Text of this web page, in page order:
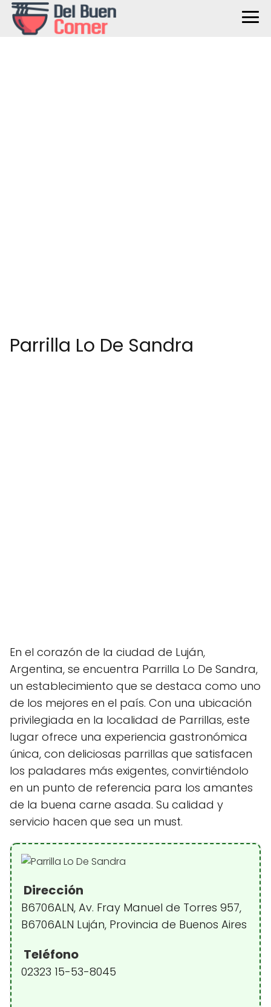
Parrilla Lo De Sandra
En el corazón de la ciudad de Luján,
Argentina, se encuentra Parrilla Lo De Sandra,
un establecimiento que se destaca como uno
de los mejores en el país. Con una ubicación
privilegiada en la localidad de Parrillas, este
lugar ofrece una experiencia gastronómica
única, con deliciosas parrillas que satisfacen
los paladares más exigentes, convirtiéndolo
en un punto de referencia para los amantes
de la buena carne asada. Su calidad y
servicio hacen que sea un must.
Dirección
B6706ALN, Av. Fray Manuel de Torres 957,
B6706ALN Luján, Provincia de Buenos Aires
Teléfono
02323 15-53-8045